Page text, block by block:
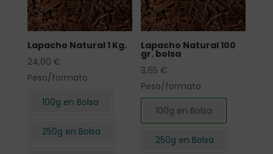
Lapacho Natural 1 Kg.
24,00 €
Peso/formato
100g en Bolsa
250g en Bolsa
Lapacho Natural 100
gr. bolsa
3,65 €
Peso/formato
100g en Bolsa
250g en Bolsa